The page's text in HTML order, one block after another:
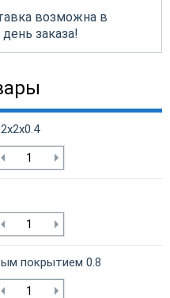
возможна в
день заказа!
покрытием 0.8